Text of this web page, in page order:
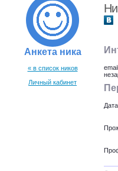
Анкета ника
« в список ников
Личный кабинет